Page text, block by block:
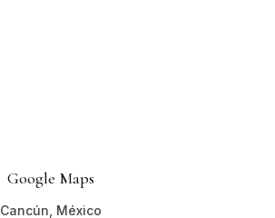
Google Maps
Cancún, México